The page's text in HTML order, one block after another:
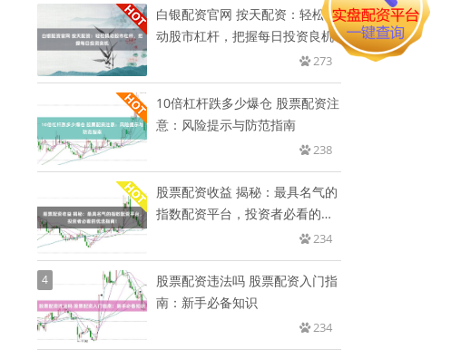
白银配资官网 按天配资：轻松撬
动股市杠杆，把握每日投资良机
273
10倍杠杆跌多少爆仓 股票配资注
意：风险提示与防范指南
238
股票配资收益 揭秘：最具名气的
指数配资平台，投资者必看的优
234
4
股票配资违法吗 股票配资入门指
南：新手必备知识
234